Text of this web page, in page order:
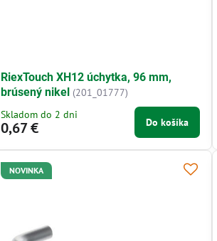
RiexTouch XH12 úchytka, 96 mm,
brúsený nikel (201_01777)
Skladom do 2 dni
0,67 € Do košíka
NOVINKA